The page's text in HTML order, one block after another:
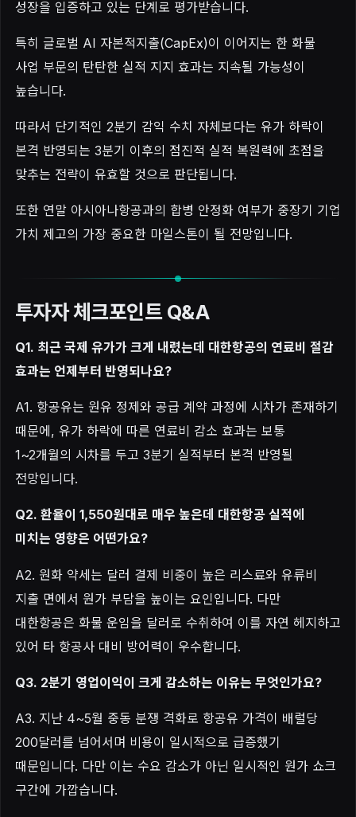
성장을 입증하고 있는 단계로 평가받습니다.
특히 글로벌 AI 자본적지출(CapEx)이 이어지는 한 화물
사업 부문의 탄탄한 실적 지지 효과는 지속될 가능성이
높습니다.
따라서 단기적인 2분기 감익 수치 자체보다는 유가 하락이
본격 반영되는 3분기 이후의 점진적 실적 복원력에 초점을
맞추는 전략이 유효할 것으로 판단됩니다.
또한 연말 아시아나항공과의 합병 안정화 여부가 중장기 기업
가치 제고의 가장 중요한 마일스톤이 될 전망입니다.
투자자 체크포인트 Q&A
Q1. 최근 국제 유가가 크게 내렸는데 대한항공의 연료비 절감
효과는 언제부터 반영되나요?
A1. 항공유는 원유 정제와 공급 계약 과정에 시차가 존재하기
때문에, 유가 하락에 따른 연료비 감소 효과는 보통
1~2개월의 시차를 두고 3분기 실적부터 본격 반영될
전망입니다.
Q2. 환율이 1,550원대로 매우 높은데 대한항공 실적에
미치는 영향은 어떤가요?
A2. 원화 약세는 달러 결제 비중이 높은 리스료와 유류비
지출 면에서 원가 부담을 높이는 요인입니다. 다만
대한항공은 화물 운임을 달러로 수취하여 이를 자연 헤지하고
있어 타 항공사 대비 방어력이 우수합니다.
Q3. 2분기 영업이익이 크게 감소하는 이유는 무엇인가요?
A3. 지난 4~5월 중동 분쟁 격화로 항공유 가격이 배럴당
200달러를 넘어서며 비용이 일시적으로 급증했기
때문입니다. 다만 이는 수요 감소가 아닌 일시적인 원가 쇼크
구간에 가깝습니다.